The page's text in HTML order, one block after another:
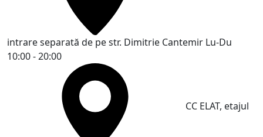
intrare separată de pe str. Dimitrie Cantemir Lu-Du
10:00 - 20:00
CC ELAT, etajul